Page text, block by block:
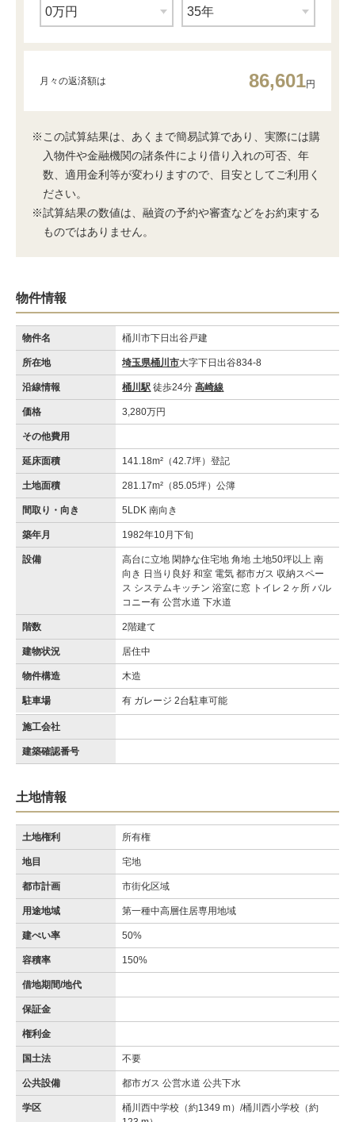
月々の返済額は 86,601円
※この試算結果は、あくまで簡易試算であり、実際には購
入物件や金融機関の諸条件により借り入れの可否、年
数、適用金利等が変わりますので、目安としてご利用く
ださい。
※試算結果の数値は、融資の予約や審査などをお約束する
ものではありません。
物件情報
物件名 桶川市下日出谷戸建
所在地 埼玉県桶川市大字下日出谷834-8
沿線情報 桶川駅 徒歩24分高崎線
価格 3,280万円
その他費用
延床面積 141.18m²（42.7坪）登記
土地面積 281.17m²（85.05坪）公簿
間取り・向き 5LDK 南向き
築年月 1982年10月下旬
設備
高台に立地 閑静な住宅地 角地 土地50坪以上 南
向き 日当り良好 和室 電気 都市ガス 収納スペー
ス システムキッチン 浴室に窓 トイレ２ヶ所 バル
コニー有 公営水道 下水道
階数 2階建て
建物状況 居住中
物件構造 木造
駐車場 有 ガレージ 2台駐車可能
施工会社
建築確認番号
土地情報
土地権利 所有権
地目 宅地
都市計画 市街化区域
用途地域 第一種中高層住居専用地域
建ぺい率 50%
容積率 150%
借地期間/地代
保証金
権利金
国土法 不要
公共設備 都市ガス 公営水道 公共下水
学区
桶川西中学校（約1349 m）/桶川西小学校（約